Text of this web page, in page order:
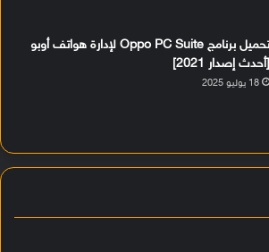
تحميل برنامج Oppo PC Suite لإدارة هواتف أوبو
[أحدث إصدار 2021]
18 يوليو 2025